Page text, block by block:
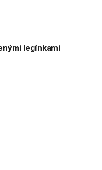
legínkami